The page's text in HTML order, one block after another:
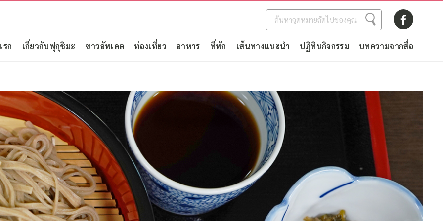
ก เกี่ยวกับฟุกุชิมะ ข่าวอัพเดต ท่องเที่ยว อาหาร ที่พัก เส้นทางแนะนำ ปฏิทินกิจกรรม บทความจากสื่อ